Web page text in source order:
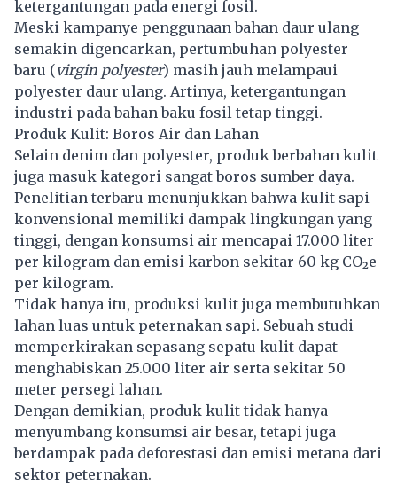
ketergantungan pada energi fosil.
Meski kampanye penggunaan bahan daur ulang
semakin digencarkan, pertumbuhan polyester
baru (virgin polyester) masih jauh melampaui
polyester daur ulang. Artinya, ketergantungan
industri pada bahan baku fosil tetap tinggi.
Produk Kulit: Boros Air dan Lahan
Selain denim dan polyester, produk berbahan kulit
juga masuk kategori sangat boros sumber daya.
Penelitian terbaru menunjukkan bahwa kulit sapi
konvensional memiliki dampak lingkungan yang
tinggi, dengan konsumsi air mencapai 17.000 liter
per kilogram dan emisi karbon sekitar 60 kg CO₂e
per kilogram.
Tidak hanya itu, produksi kulit juga membutuhkan
lahan luas untuk peternakan sapi. Sebuah studi
memperkirakan sepasang sepatu kulit dapat
menghabiskan 25.000 liter air serta sekitar 50
meter persegi lahan.
Dengan demikian, produk kulit tidak hanya
menyumbang konsumsi air besar, tetapi juga
berdampak pada deforestasi dan emisi metana dari
sektor peternakan.